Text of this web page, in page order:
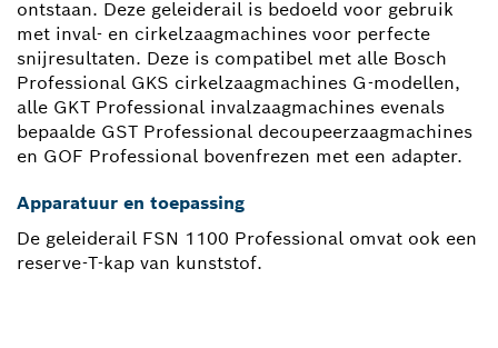
ontstaan. Deze geleiderail is bedoeld voor gebruik
met inval- en cirkelzaagmachines voor perfecte
snijresultaten. Deze is compatibel met alle Bosch
Professional GKS cirkelzaagmachines G-modellen,
alle GKT Professional invalzaagmachines evenals
bepaalde GST Professional decoupeerzaagmachines
en GOF Professional bovenfrezen met een adapter.
Apparatuur en toepassing
De geleiderail FSN 1100 Professional omvat ook een
reserve-T-kap van kunststof.